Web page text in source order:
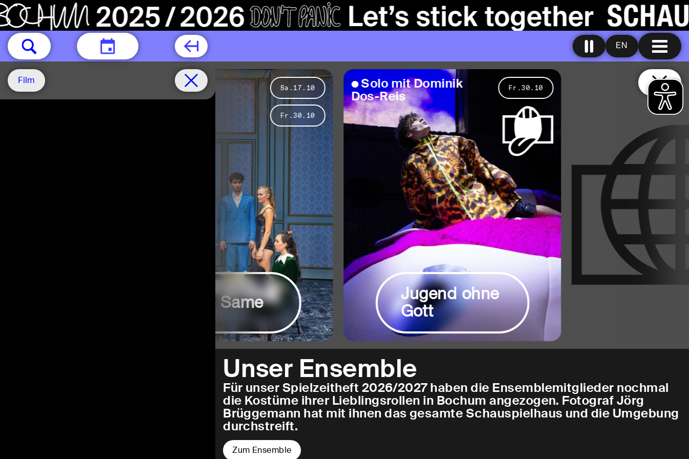
EN
Film
Sa.17.10
Fr.30.10
Same Same
Solo mitDominik
Dos-Reis
Fr.30.10
Jugend ohne
Gott
Unser Ensemble
Für unser Spielzeitheft 2026/2027 haben die Ensemblemitglieder nochmal
die Kostüme ihrer Lieblingsrollen in Bochum angezogen. Fotograf Jörg
Brüggemann hat mit ihnen das gesamte Schauspielhaus und die Umgebung
durchstreift.
Zum Ensemble